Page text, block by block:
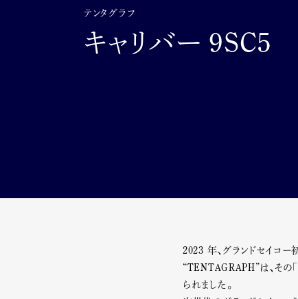
テンタグラフ
キャリバー 9SC5
2023 年、グランドセイコー
“TENTAGRAPH”は、その
られました。